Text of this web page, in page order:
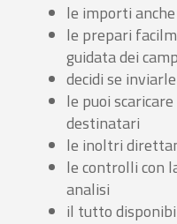
le importi
le prepari
guidata dei
decidi se
le puoi
destinatari
le inoltri
le controlli con
analisi
il tutto